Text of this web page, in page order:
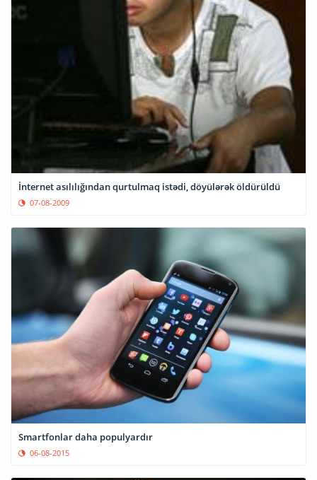
İnternet asılılığından qurtulmaq istədi, döyülərək öldürüldü
07-08-2009
Smartfonlar daha populyardır
06-08-2015